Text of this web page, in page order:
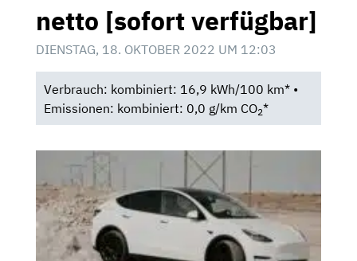
netto [sofort verfügbar]
DIENSTAG, 18. OKTOBER 2022 UM 12:03
Verbrauch: kombiniert: 16,9 kWh/100 km* •
Emissionen: kombiniert: 0,0 g/km CO2*